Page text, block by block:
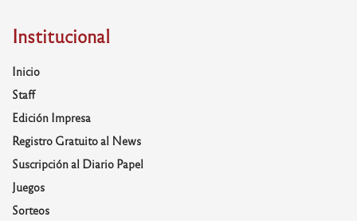
Institucional
Inicio
Staff
Edición Impresa
Registro Gratuito al News
Suscripción al Diario Papel
Juegos
Sorteos